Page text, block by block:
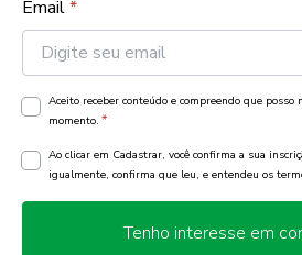
Email*
Aceito receber conteúdo e compreendo que
momento. *
Ao clicar em Cadastrar, você confirma a sua
igualmente, confirma que leu, e entendeu os
Tenho interesse em